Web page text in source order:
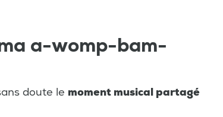
a-womp-bam-
doute le moment musical partagé